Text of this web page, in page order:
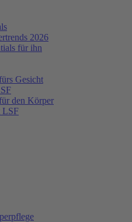
2026
für ihn
Gesicht
den Körper
LSF